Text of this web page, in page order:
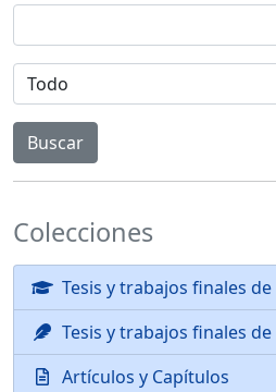
Colecciones
Tesis y trabajos finales
Tesis y trabajos finales
Artículos y Capítulos